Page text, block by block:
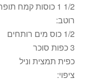
1/2 1 כוסות קמח תופח
רוטב:
1/2 כוס מים רותחים
3 כפות סוכר
כפית תמצית וניל
ציפוי: